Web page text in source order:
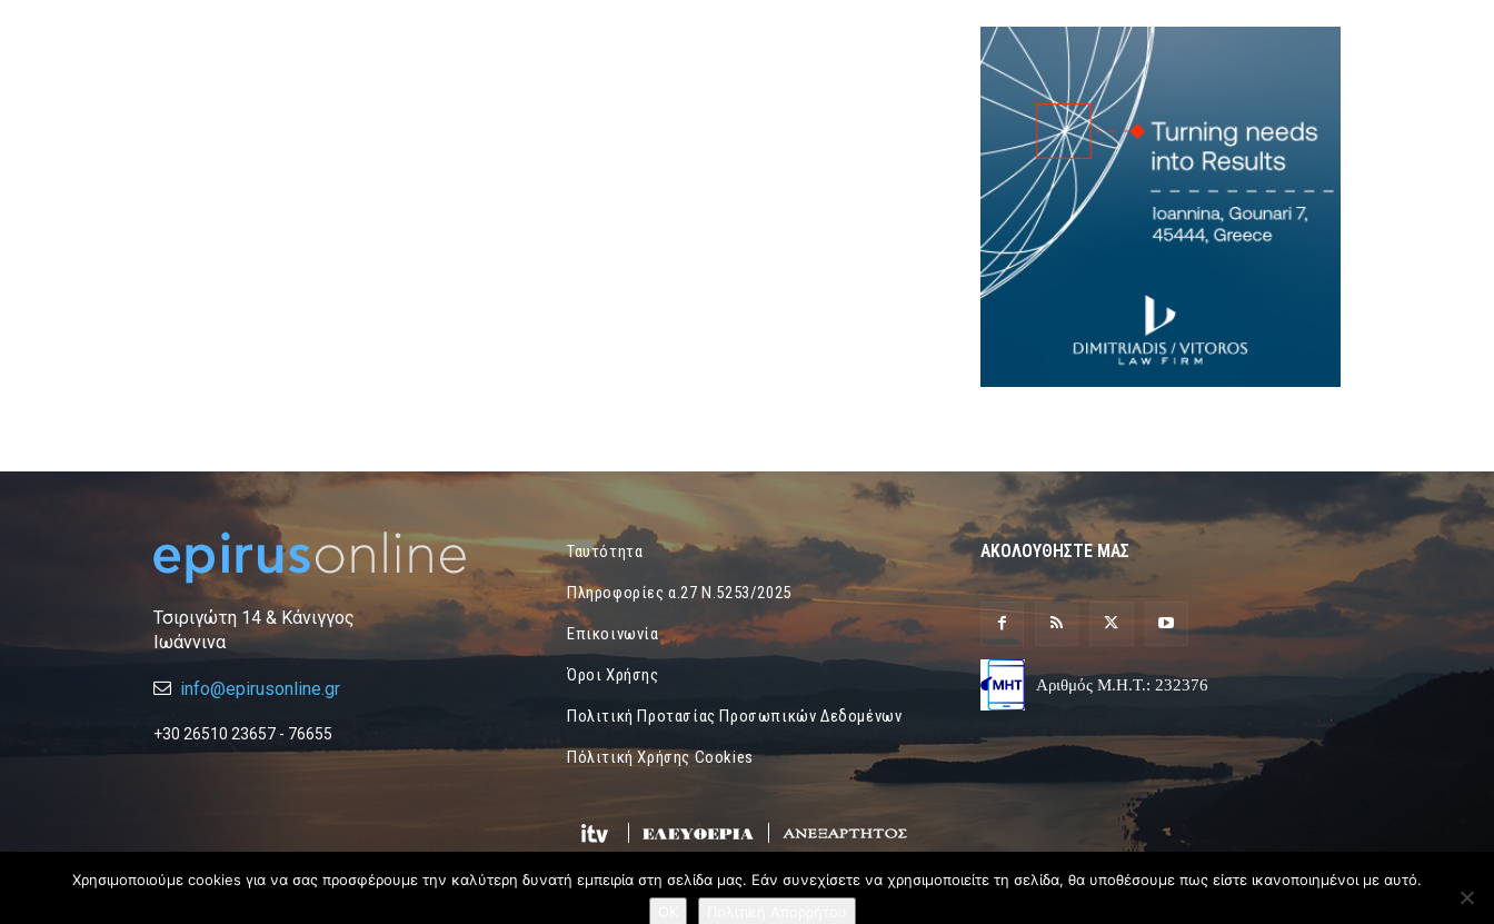
Τσιριγώτη 14 & Κάνιγγος
Ιωάννινα
info@epirusonline.gr
+30 26510 23657 - 76655
Ταυτότητα
Πληροφορίες α.27 Ν.5253/2025
Επικοινωνία
Όροι Χρήσης
Πολιτική Προτασίας Προσωπικών Δεδομένων
Πόλιτική Χρήσης Cookies
ΑΚΟΛΟΥΘΗΣΤΕ ΜΑΣ
Αριθμός Μ.Η.Τ.: 232376
Χρησιμοποιούμε cookies για να σας προσφέρουμε την καλύτερη δυνατή εμπειρία στη σελίδα μας. Εάν συνεχίσετε να χρησιμοποιείτε τη σελίδα, θα υποθέσουμε πως είστε ικανοποιημένοι με αυτό.